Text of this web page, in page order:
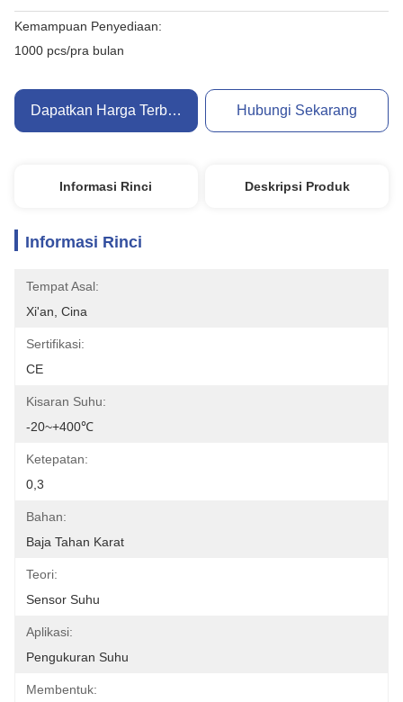
Kemampuan Penyediaan:
1000 pcs/pra bulan
Dapatkan Harga Terbaik Hubungi Sekarang
Informasi Rinci Deskripsi Produk
Informasi Rinci
Tempat Asal:
Xi'an, Cina
Sertifikasi:
CE
Kisaran Suhu:
-20~+400℃
Ketepatan:
0,3
Bahan:
Baja Tahan Karat
Teori:
Sensor Suhu
Aplikasi:
Pengukuran Suhu
Membentuk: